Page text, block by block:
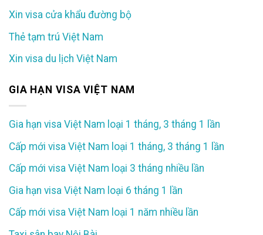
Xin visa cửa khẩu đường bộ
Thẻ tạm trú Việt Nam
Xin visa du lịch Việt Nam
GIA HẠN VISA VIỆT NAM
Gia hạn visa Việt Nam loại 1 tháng, 3 tháng 1 lần
Cấp mới visa Việt Nam loại 1 tháng, 3 tháng 1 lần
Cấp mới visa Việt Nam loại 3 tháng nhiều lần
Gia hạn visa Việt Nam loại 6 tháng 1 lần
Cấp mới visa Việt Nam loại 1 năm nhiều lần